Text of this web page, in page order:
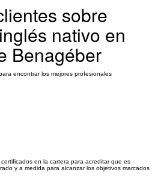
sobre
nativo en
Benagéber
encontrar los mejores profesionales
en la cartera para acreditar que es
y a medida para alcanzar los objetivos marcados